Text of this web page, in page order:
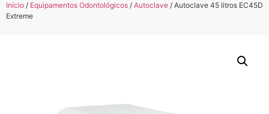
Início / Equipamentos Odontológicos / Autoclave / Autoclave 45 litros EC45D
Extreme